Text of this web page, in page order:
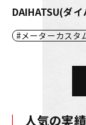
DAIHATSU(ダ
メーターカスタ
人気の実績